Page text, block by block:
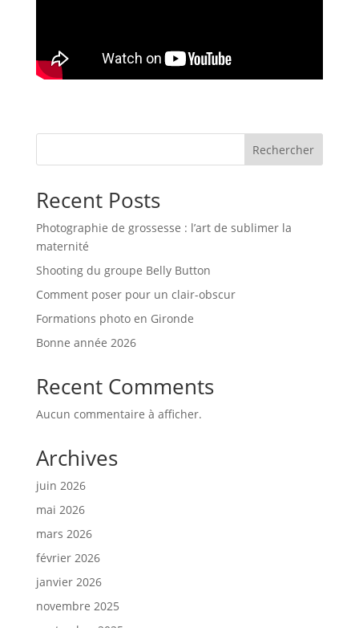
Rechercher
Recent Posts
Photographie de grossesse : l’art de sublimer la
maternité
Shooting du groupe Belly Button
Comment poser pour un clair-obscur
Formations photo en Gironde
Bonne année 2026
Recent Comments
Aucun commentaire à afficher.
Archives
juin 2026
mai 2026
mars 2026
février 2026
janvier 2026
novembre 2025